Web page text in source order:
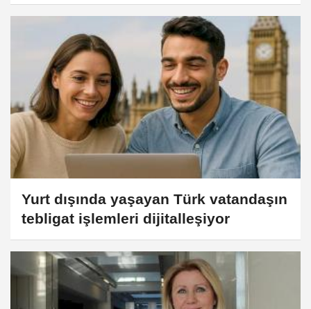
Yurt dışında yaşayan Türk vatandaşın
tebligat işlemleri dijitalleşiyor